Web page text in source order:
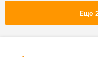
Пропаганда
Еще